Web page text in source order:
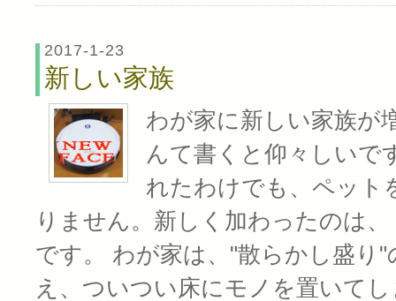
2017-1-23
新しい家族
わが家に新しい家族が
んて書くと仰々しいで
れたわけでも、ペット
りません。新しく加わったのは
です。 わが家は、"散らかし盛り"
え、ついつい床にモノを置いて